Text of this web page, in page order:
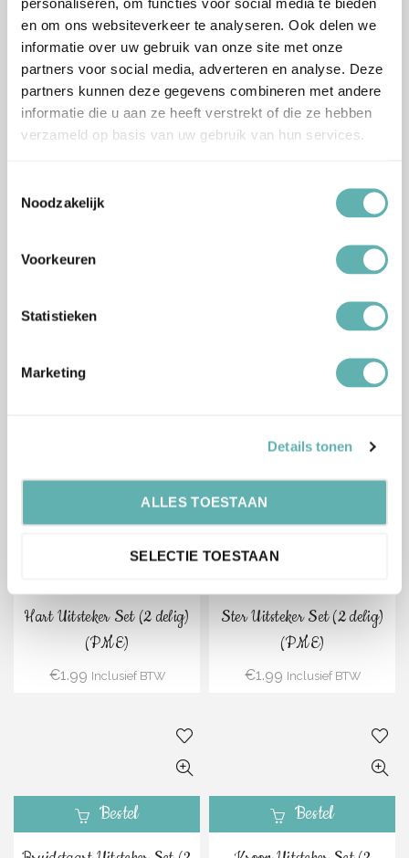
en om ons websiteverkeer te analyseren. Ook delen we
informatie over uw gebruik van onze site met onze
partners voor social media, adverteren en analyse. Deze
partners kunnen deze gegevens combineren met andere
informatie die u aan ze heeft verstrekt of die ze hebben
verzameld op basis van uw gebruik van hun services.
Noodzakelijk
Voorkeuren
Statistieken
Marketing
Details tonen
ALLES TOESTAAN
SELECTIE TOESTAAN
Bestel
Bloem Uitsteker Set (5 delig)
€ 5.49 Inclusief BTW
-70%
Bestel
Engel Uitsteker Set (2 delig)
Oorspronkelijke
Huidige
€0.60.
Inclusief BTW
Sneeuwvlok Uitsteker Set (2
Teddybeer Uitsteker Set (2
Hart Uitsteker Set (2 delig)
(PME)
€1.99 Inclusief BTW
Ster Uitsteker Set (2 delig)
(PME)
€1.99 Inclusief BTW
Bestel Bestel